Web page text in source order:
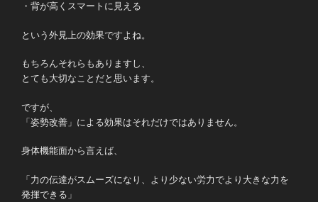
・背が高くスマートに見える
という外見上の効果ですよね。
もちろんそれらもありますし、
とても大切なことだと思います。
ですが、
「姿勢改善」による効果はそれだけではありません。
身体機能面から言えば、
「力の伝達がスムーズになり、より少ない労力でより大きな力を
発揮できる」